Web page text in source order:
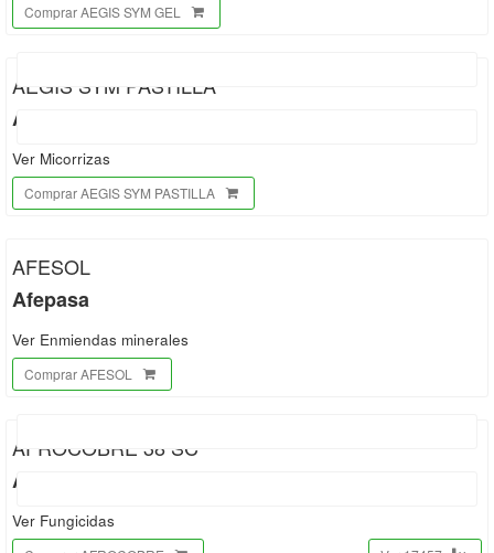
Comprar AEGIS SYM GEL
AEGIS SYM PASTILLA
Atens
Ver Micorrizas
Comprar AEGIS SYM PASTILLA
AFESOL
Afepasa
Ver Enmiendas minerales
Comprar AFESOL
AFROCOBRE 38 SC
Afrasa
Ver Fungicidas